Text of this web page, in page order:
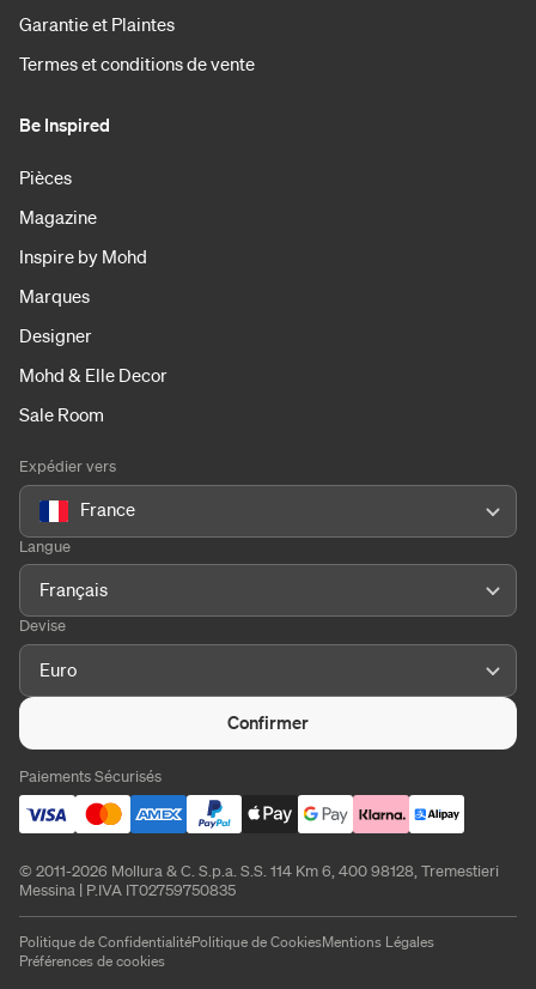
Garantie et Plaintes
Termes et conditions de vente
Be Inspired
Pièces
Magazine
Inspire by Mohd
Marques
Designer
Mohd & Elle Decor
Sale Room
Expédier vers
France
Langue
Français
Devise
Euro
Confirmer
Paiements Sécurisés
© 2011-2026 Mollura & C. S.p.a. S.S. 114 Km 6, 400 98128, Tremestieri
Messina | P.IVA IT02759750835
Politique de ConfidentialitéPolitique de CookiesMentions Légales
Préférences de cookies